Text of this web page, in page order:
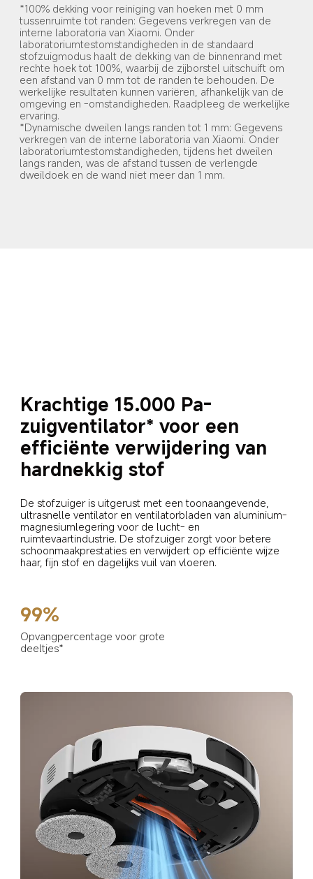
*100% dekking voor reiniging van hoeken met 0 mm
tussenruimte tot randen: Gegevens verkregen van de
interne laboratoria van Xiaomi. Onder
laboratoriumtestomstandigheden in de standaard
stofzuigmodus haalt de dekking van de binnenrand met
rechte hoek tot 100%, waarbij de zijborstel uitschuift om
een afstand van 0 mm tot de randen te behouden. De
werkelijke resultaten kunnen variëren, afhankelijk van de
omgeving en -omstandigheden. Raadpleeg de werkelijke
ervaring.
*Dynamische dweilen langs randen tot 1 mm: Gegevens
verkregen van de interne laboratoria van Xiaomi. Onder
laboratoriumtestomstandigheden, tijdens het dweilen
langs randen, was de afstand tussen de verlengde
dweildoek en de wand niet meer dan 1 mm.
Krachtige 15.000 Pa-
zuigventilator* voor een
efficiënte verwijdering van
hardnekkig stof
De stofzuiger is uitgerust met een toonaangevende,
ultrasnelle ventilator en ventilatorbladen van aluminium-
magnesiumlegering voor de lucht- en
ruimtevaartindustrie. De stofzuiger zorgt voor betere
schoonmaakprestaties en verwijdert op efficiënte wijze
haar, fijn stof en dagelijks vuil van vloeren.
99%
Opvangpercentage voor grote
deeltjes*